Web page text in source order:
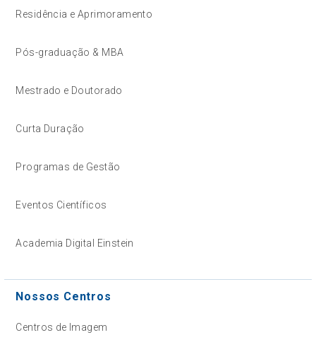
Residência e Aprimoramento
Pós-graduação & MBA
Mestrado e Doutorado
Curta Duração
Programas de Gestão
Eventos Científicos
Academia Digital Einstein
Nossos Centros
Centros de Imagem